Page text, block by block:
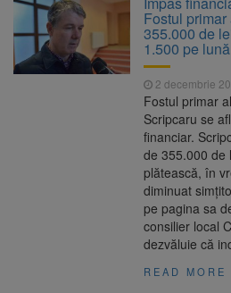
nopții, nu oprirea iluminatului public
7 august 2026
Trafic blocat pe
– Poiana Brașov după un
persoane primesc îngrijiri medicale
7 august 2026
Dosar de evaziune
peste 330.000 de lei, clasat la
8 august ar putea
Ziua Europeană de Comemorare
Accidentelor de Muncă
Fostul
355.000 de
1.500 pe lună
2 decembrie
Fostul primar
Scripcaru se
financiar.
de 355.000 de
plătească, în
diminuat
pe pagina sa
consilier local
dezvăluie că
READ MORE